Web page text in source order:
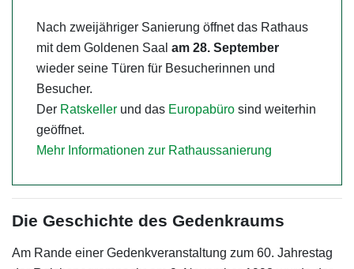
Nach zweijähriger Sanierung öffnet das Rathaus
mit dem Goldenen Saal am 28. September
wieder seine Türen für Besucherinnen und
Besucher.
Der Ratskeller und das Europabüro sind weiterhin
geöffnet.
Mehr Informationen zur Rathaussanierung
Die Geschichte des Gedenkraums
Am Rande einer Gedenkveranstaltung zum 60. Jahrestag